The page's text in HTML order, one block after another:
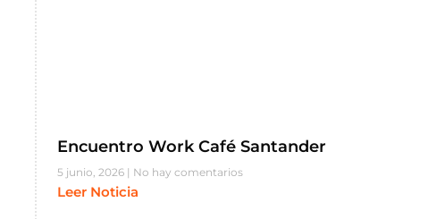
Encuentro Work Café Santander
5 junio, 2026 No hay comentarios
Leer Noticia